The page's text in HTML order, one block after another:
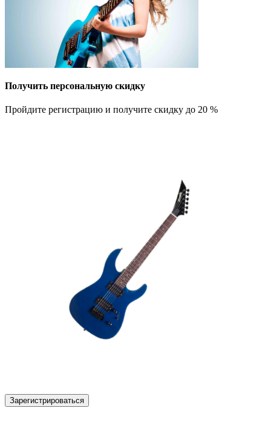
Получить персональную скидку
Пройдите регистрацию и получите скидку до 20 %
Зарегистрироваться